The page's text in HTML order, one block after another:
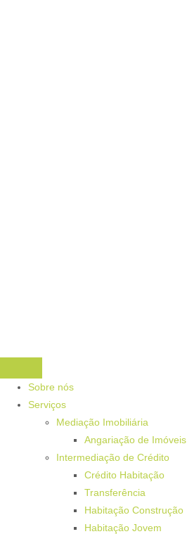
Sobre nós
Serviços
Mediação Imobiliária
Angariação de Imóveis
Intermediação de Crédito
Crédito Habitação
Transferência
Habitação Construção
Habitação Jovem